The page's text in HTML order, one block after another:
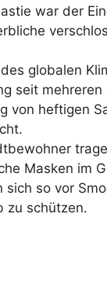
war der
globalen
seit mehreren
von heftigen
Masken im
sich so vor
zu schützen.